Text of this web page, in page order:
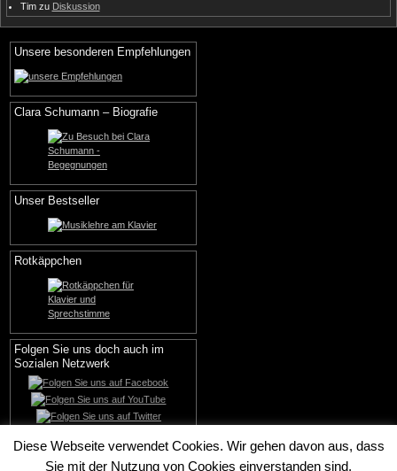
Timzu Diskussion
Unsere besonderen Empfehlungen
Clara Schumann – Biografie
Unser Bestseller
Rotkäppchen
Folgen Sie uns doch auch im
Sozialen Netzwerk
Diese Webseite verwendet Cookies. Wir gehen davon aus, dass
Sie mit der Nutzung von Cookies einverstanden sind.